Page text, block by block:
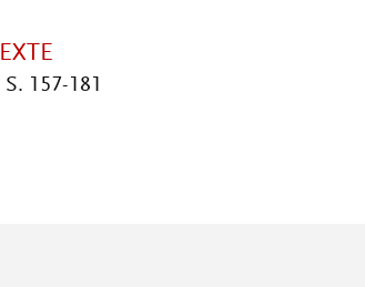
157-181